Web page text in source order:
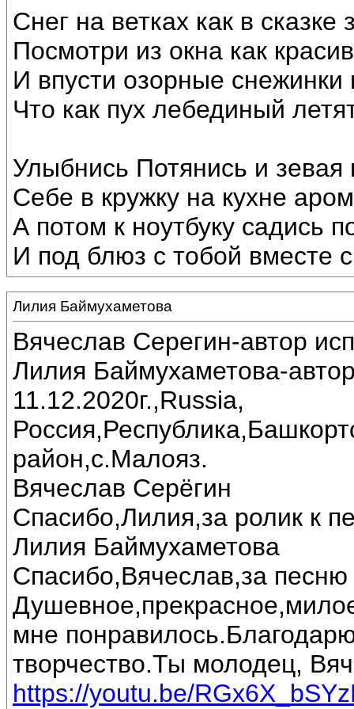
Снег на ветках как в
Посмотри из окна как
И впусти озорные снежинки
Что как пух лебединый
Улыбнись Потянись и зевая
Себе в кружку на кухне
А потом к ноутбуку садись
И под блюз с тобой вместе
Лилия Баймухаметова
Вячеслав Серегин-автор
Лилия Баймухаметова-
11.12.2020г.,Russia,
район,с.Малояз.
Вячеслав Серёгин
Спасибо,Лилия,за ролик к
Лилия Баймухаметова
Спасибо,Вячеслав,за песню
мне
творчество.Ты молодец,
https://youtu.be/